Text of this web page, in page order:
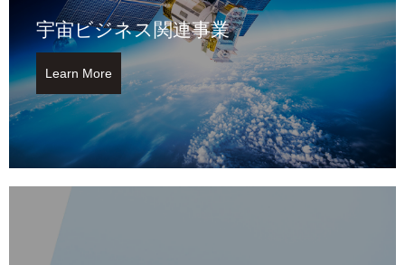
宇宙ビジネス関連事業
Learn More